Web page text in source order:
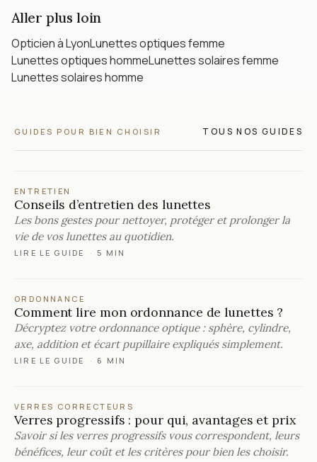
Aller plus loin
Opticien à LyonLunettes optiques femme
Lunettes optiques hommeLunettes solaires femme
Lunettes solaires homme
GUIDES POUR BIEN CHOISIR TOUS NOS GUIDES
ENTRETIEN
Conseils d’entretien des lunettes
Les bons gestes pour nettoyer, protéger et prolonger la
vie de vos lunettes au quotidien.
LIRE LE GUIDE · 5 MIN
ORDONNANCE
Comment lire mon ordonnance de lunettes ?
Décryptez votre ordonnance optique : sphère, cylindre,
axe, addition et écart pupillaire expliqués simplement.
LIRE LE GUIDE · 6 MIN
VERRES CORRECTEURS
Verres progressifs : pour qui, avantages et prix
Savoir si les verres progressifs vous correspondent, leurs
bénéfices, leur coût et les critères pour bien les choisir.